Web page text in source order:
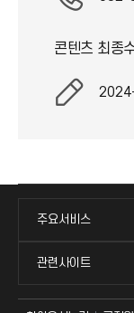
콘텐츠 최종
주요서비스
교수채용
인터넷증명
불친절신고
자주 묻는 질문
관련사이트
발전기금
산학협력단
교육혁신본부
국제교류과